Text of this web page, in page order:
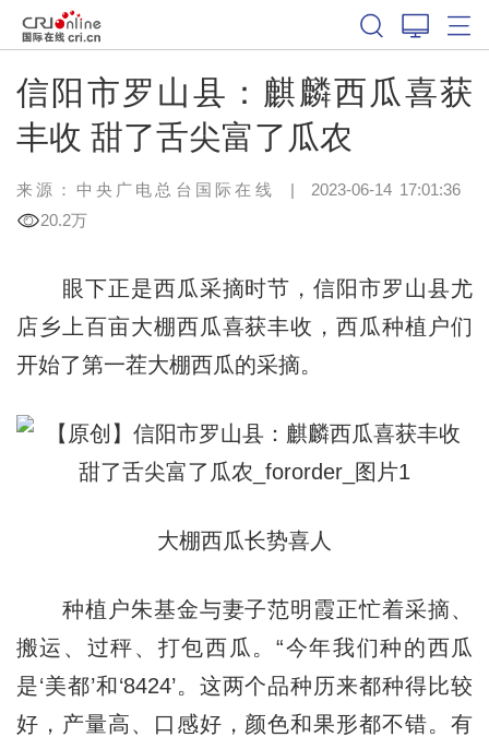
信阳市罗山县：麒麟西瓜喜获
丰收 甜了舌尖富了瓜农
来源：中央广电总台国际在线 | 2023-06-14 17:01:36
20.2万
眼下正是西瓜采摘时节，信阳市罗山县尤
店乡上百亩大棚西瓜喜获丰收，西瓜种植户们
开始了第一茬大棚西瓜的采摘。
大棚西瓜长势喜人
种植户朱基金与妻子范明霞正忙着采摘、
搬运、过秤、打包西瓜。“今年我们种的西瓜
是‘美都’和‘8424’。这两个品种历来都种得比较
好，产量高、口感好，颜色和果形都不错。有